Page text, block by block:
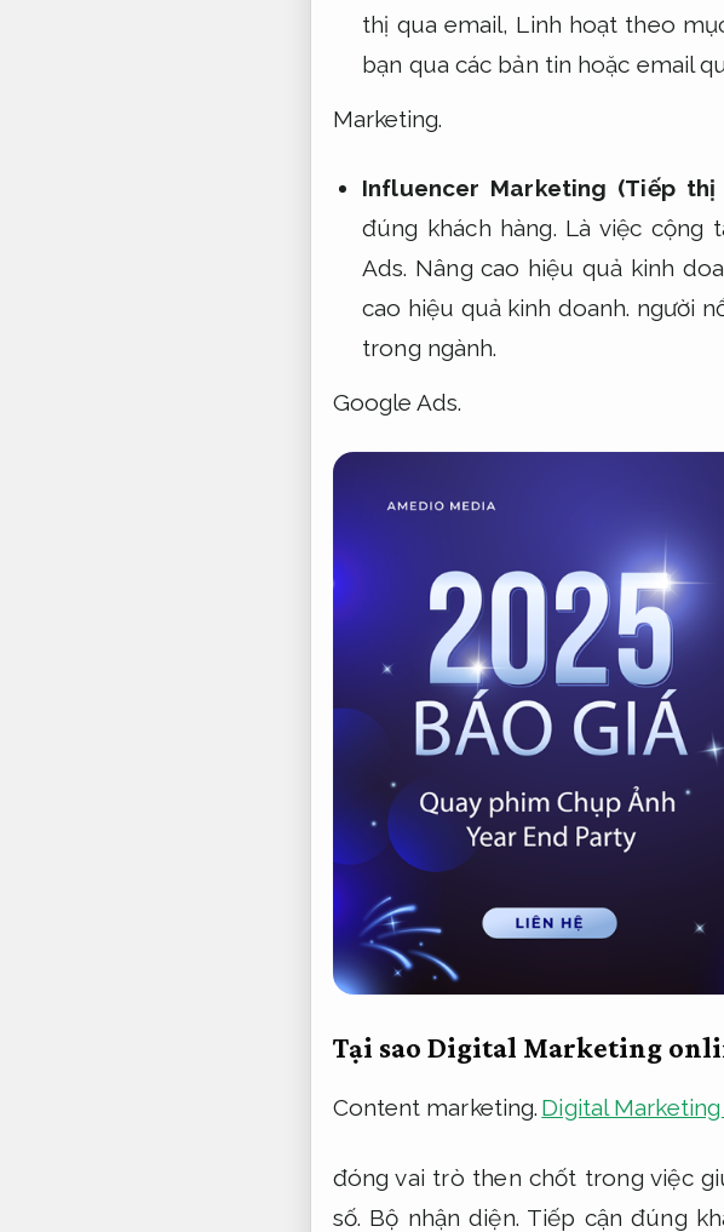
thị qua email, Linh hoạt theo
bạn qua các bản tin hoặc email
Marketing.
Influencer Marketing (Tiếp
đúng khách hàng. Là việc cộng
Ads. Nâng cao hiệu quả kinh
cao hiệu quả kinh doanh. người
trong ngành.
Google Ads.
Tại sao Digital Marketing
Content marketing. Digital
đóng vai trò then chốt trong việc
số. Bộ nhận diện. Tiếp cận đúng